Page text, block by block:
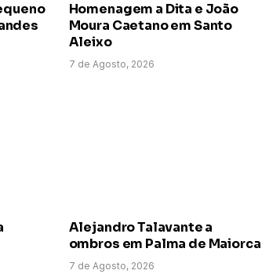
Homenagem a Dita e João
Moura Caetano em Santo
Aleixo
7 de Agosto, 2026
Alejandro Talavante a
ombros em Palma de Maiorca
7 de Agosto, 2026